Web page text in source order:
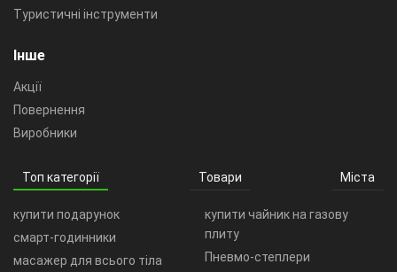
Туристичні інструменти
Інше
Акції
Повернення
Виробники
Топ категорії Товари Міста
купити подарунок
смарт-годинники
масажер для всього тіла
купити чайник на газову
плиту
Пневмо-степлери